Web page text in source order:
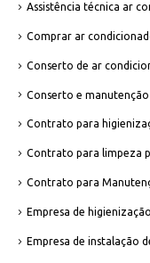
Assistência técnica ar
Comprar ar
Conserto de ar
Conserto e
Contrato para
Contrato para limpeza
Contrato para
Empresa de
Empresa de instalação